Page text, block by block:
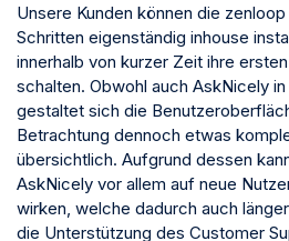
Unsere Kunden können die
Schritten eigenständig inhouse
innerhalb von kurzer Zeit ihre
schalten. Obwohl auch AskNicely
gestaltet sich die
Betrachtung dennoch etwas
übersichtlich. Aufgrund dessen
AskNicely vor allem auf neue
wirken, welche dadurch auch
die Unterstützung des Customer